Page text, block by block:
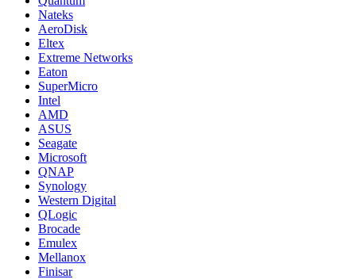
Nateks
AeroDisk
Eltex
Extreme Networks
Eaton
SuperMicro
Intel
AMD
ASUS
Seagate
Microsoft
QNAP
Synology
Western Digital
QLogic
Brocade
Emulex
Mellanox
Finisar